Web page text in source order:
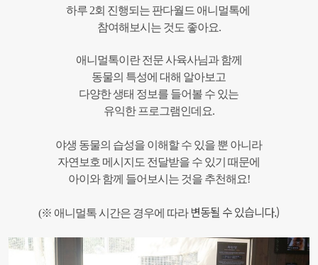
하루 2회 진행되는 판다월드 애니멀톡에
참여해보시는 것도 좋아요.
애니멀톡이란 전문 사육사님과 함께
동물의 특성에 대해 알아보고
다양한 생태 정보를 들어볼 수 있는
유익한 프로그램인데요.
야생 동물의 습성을 이해할 수 있을 뿐 아니라
자연보호 메시지도 전달받을 수 있기 때문에
아이와 함께 들어보시는 것을 추천해요!
(※ 애니멀톡 시간은 경우에 따라변동될 수 있습니다.)